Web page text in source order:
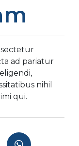
ad pariatur
nihil
qui.